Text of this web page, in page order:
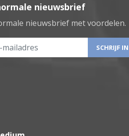
nieuwsbrief
nieuwsbrief met voordelen.